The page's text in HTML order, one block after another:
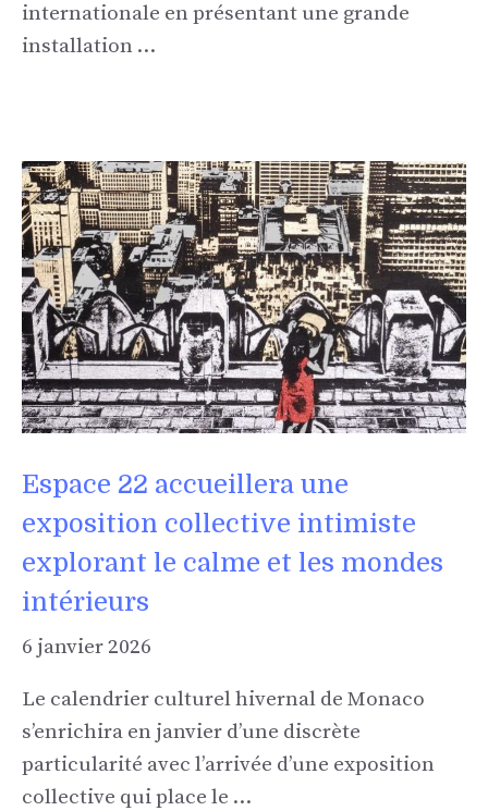
internationale en présentant une grande
installation …
Espace 22 accueillera une
exposition collective intimiste
explorant le calme et les mondes
intérieurs
6 janvier 2026
Le calendrier culturel hivernal de Monaco
s’enrichira en janvier d’une discrète
particularité avec l’arrivée d’une exposition
collective qui place le …